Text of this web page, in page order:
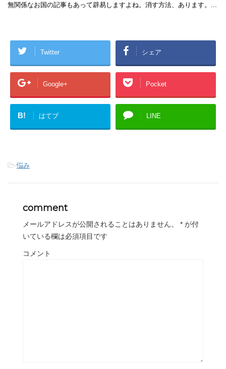
無関係なお国の記事もあって辟易しますよね。消す方法、あります。...
Twitter シェア
Google+ Pocket
B! はてブ LINE
-悩み
comment
メールアドレスが公開されることはありません。 * が付
いている欄は必須項目です
コメント